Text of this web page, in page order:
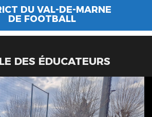
DU VAL-DE-MARNE
DE FOOTBALL
DES ÉDUCATEURS